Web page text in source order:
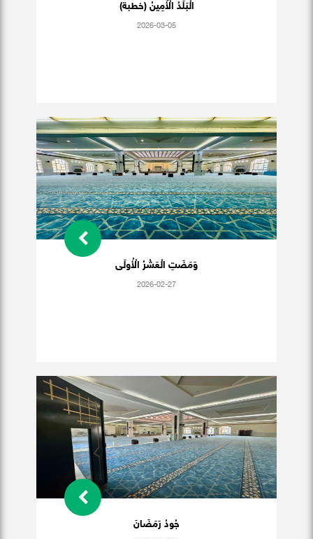
الْبَلَدُ الْأَمِينُ (خطبة)
2026-03-05
وَمَضَتِ الْعَشْرُ الْأُولَى
2026-02-27
جُودُ رَمَضَانَ